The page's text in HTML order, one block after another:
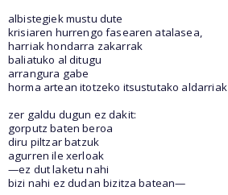
albistegiek mustu dute
krisiaren hurrengo fasearen atalasea,
harriak hondarra zakarrak
baliatuko al ditugu
arrangura gabe
horma artean itotzeko itsustutako aldarriak
zer galdu dugun ez dakit:
gorputz baten beroa
diru piltzar batzuk
agurren ile xerloak
—ez dut laketu nahi
bizi nahi ez dudan bizitza batean—